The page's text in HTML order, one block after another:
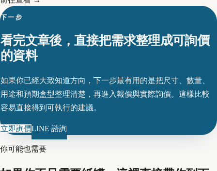
下一步
看完文章後，直接把需求整理成可詢價
的資料
如果你已經大致知道方向，下一步最有用的是把尺寸、數量、
用途和預期盒型整理清楚，再進入報價與實際詢價。這樣比較
容易直接得到可執行的建議。
立即詢價LINE 諮詢
你可能也需要